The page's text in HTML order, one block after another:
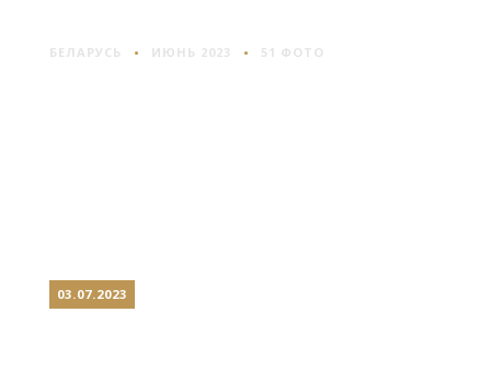
БЕЛАРУСЬ ИЮНЬ 2023 51 ФОТО
03.07.2023